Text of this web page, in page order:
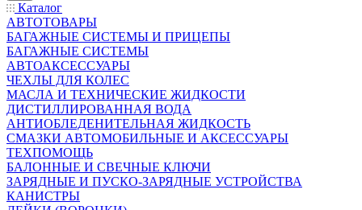
Каталог
АВТОТОВАРЫ
БАГАЖНЫЕ СИСТЕМЫ И ПРИЦЕПЫ
БАГАЖНЫЕ СИСТЕМЫ
АВТОАКСЕССУАРЫ
ЧЕХЛЫ ДЛЯ КОЛЕС
МАСЛА И ТЕХНИЧЕСКИЕ ЖИДКОСТИ
ДИСТИЛЛИРОВАННАЯ ВОДА
АНТИОБЛЕДЕНИТЕЛЬНАЯ ЖИДКОСТЬ
СМАЗКИ АВТОМОБИЛЬНЫЕ И АКСЕССУАРЫ
ТЕХПОМОЩЬ
БАЛОННЫЕ И СВЕЧНЫЕ КЛЮЧИ
ЗАРЯДНЫЕ И ПУСКО-ЗАРЯДНЫЕ УСТРОЙСТВА
КАНИСТРЫ